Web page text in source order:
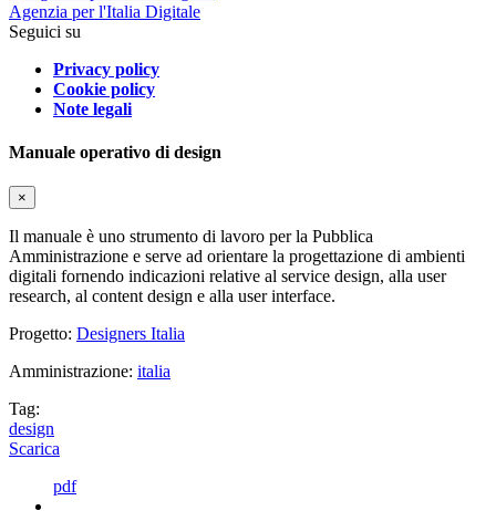
Agenzia per l'Italia Digitale
Seguici su
Privacy policy
Cookie policy
Note legali
Manuale operativo di design
×
Il manuale è uno strumento di lavoro per la Pubblica
Amministrazione e serve ad orientare la progettazione di ambienti
digitali fornendo indicazioni relative al service design, alla user
research, al content design e alla user interface.
Progetto: Designers Italia
Amministrazione: italia
Tag:
design
Scarica
pdf